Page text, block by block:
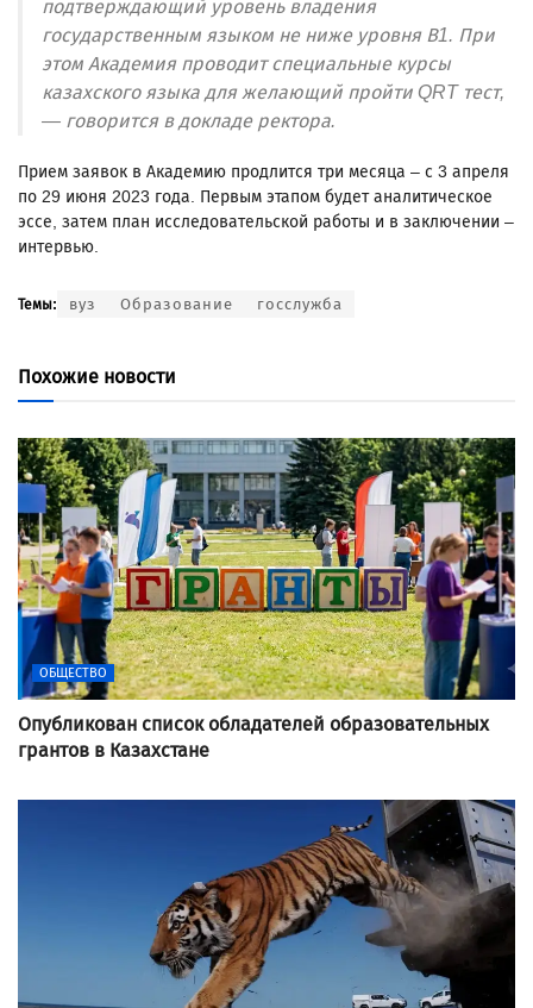
подтверждающий уровень владения
государственным языком не ниже уровня В1. При
этом Академия проводит специальные курсы
казахского языка для желающий пройти QRT тест,
— говорится в докладе ректора.
Прием заявок в Академию продлится три месяца – с 3 апреля
по 29 июня 2023 года. Первым этапом будет аналитическое
эссе, затем план исследовательской работы и в заключении –
интервью.
Темы: вуз Образование госслужба
Похожие новости
ОБЩЕСТВО
Опубликован список обладателей образовательных
грантов в Казахстане